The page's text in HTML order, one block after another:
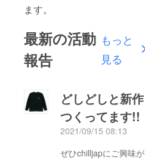
ます。
最新の活動
報告
もっと
見る
どしどしと新作
つくってます!!
2021/09/15 08:13
ぜひchilljapにご興味が